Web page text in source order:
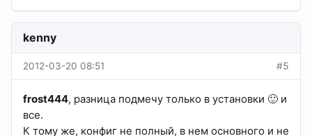
kenny
2012-03-20 08:51 #5
frost444, разница подмечу только в установки 🙂 и
все.
К тому же, конфиг не полный, в нем основного и не